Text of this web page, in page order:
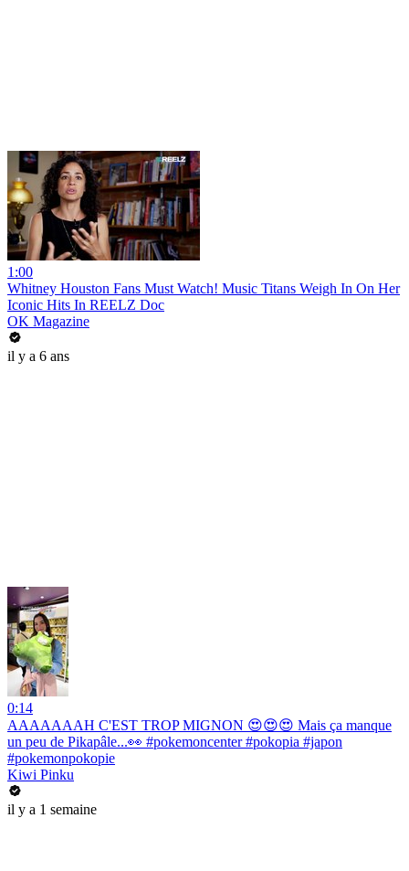
1:00
Whitney Houston Fans Must Watch! Music Titans Weigh In On Her
Iconic Hits In REELZ Doc
OK Magazine
il y a 6 ans
0:14
AAAAAAAH C'EST TROP MIGNON 😍😍😍 Mais ça manque
un peu de Pikapâle...👀 #pokemoncenter #pokopia #japon
#pokemonpokopie
Kiwi Pinku
il y a 1 semaine